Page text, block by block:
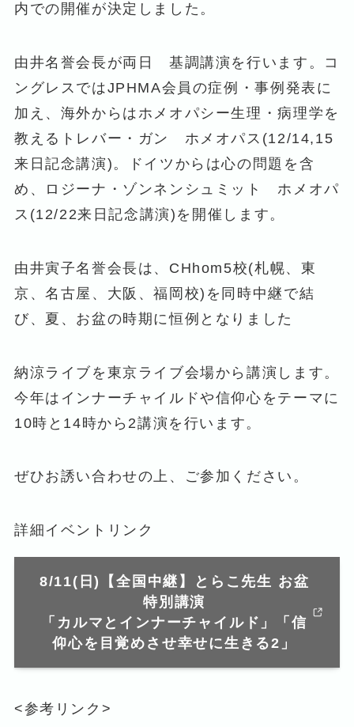
内での開催が決定しました。
由井名誉会長が両日 基調講演を行います。コ
ングレスではJPHMA会員の症例・事例発表に
加え、海外からはホメオパシー生理・病理学を
教えるトレバー・ガン ホメオパス(12/14,15
来日記念講演)。ドイツからは心の問題を含
め、ロジーナ・ゾンネンシュミット ホメオパ
ス(12/22来日記念講演)を開催します。
由井寅子名誉会長は、CHhom5校(札幌、東
京、名古屋、大阪、福岡校)を同時中継で結
び、夏、お盆の時期に恒例となりました
納涼ライブを東京ライブ会場から講演します。
今年はインナーチャイルドや信仰心をテーマに
10時と14時から2講演を行います。
ぜひお誘い合わせの上、ご参加ください。
詳細イベントリンク
8/11(日)【全国中継】とらこ先生 お盆
特別講演
「カルマとインナーチャイルド」「信
仰心を目覚めさせ幸せに生きる2」
<参考リンク>